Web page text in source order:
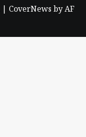
| CoverNews by AF